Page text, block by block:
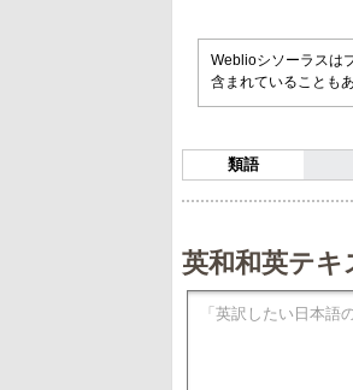
Weblioシソーラスは
含まれていることも
類語
英和和英テキ